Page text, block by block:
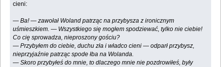
cieni:
— Ba! — zawołał Woland patrząc na przybysza z ironicznym
uśmieszkiem. — Wszystkiego się mogłem spodziewać, tylko nie ciebie!
Co cię sprowadza, nieproszony gościu?
— Przybyłem do ciebie, duchu zła i władco cieni — odparł przybysz,
nieprzyjaźnie patrząc spode łba na Wolanda.
— Skoro przybyłeś do mnie, to dlaczego mnie nie pozdrowiłeś, były